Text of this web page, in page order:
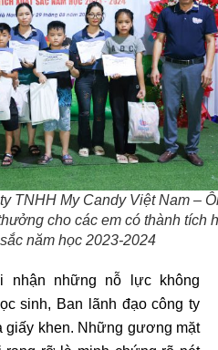
TNHH My Candy Việt Nam –
cho các em có thành tích
năm học 2023-2024
nhận những nỗ lực không
sinh, Ban lãnh đạo công ty
giấy khen. Những gương mặt